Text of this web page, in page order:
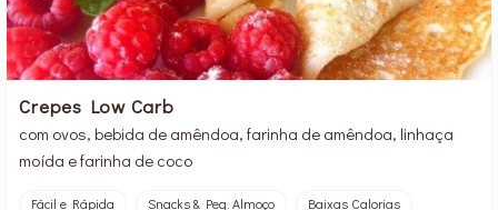
Crepes Low Carb
com ovos, bebida de amêndoa, farinha de amêndoa, linhaça
moída e farinha de coco
Fácil e Rápida Snacks & Peq. Almoço Baixas Calorias